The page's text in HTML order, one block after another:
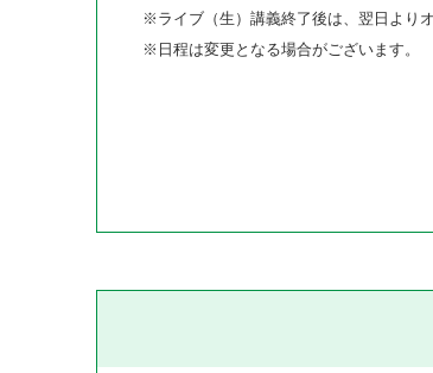
※ライブ（生）講義終了後は、翌日より
※日程は変更となる場合がございます。